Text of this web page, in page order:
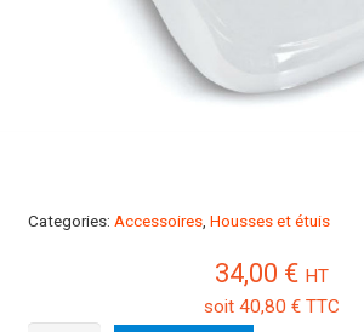
Categories: Accessoires, Housses et étuis
34,00 € HT
soit 40,80 € TTC